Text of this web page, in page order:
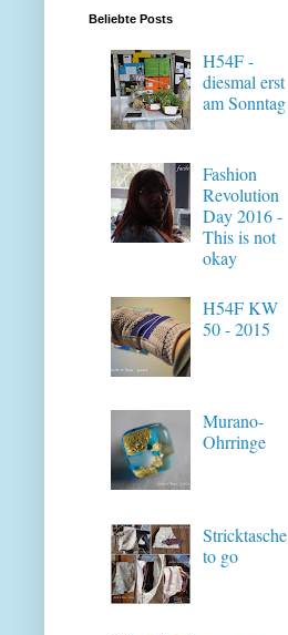
Beliebte Posts
H54F -
diesmal erst
am Sonntag
Fashion
Revolution
Day 2016 -
This is not
okay
H54F KW
50 - 2015
Murano-
Ohrringe
Stricktasche
to go